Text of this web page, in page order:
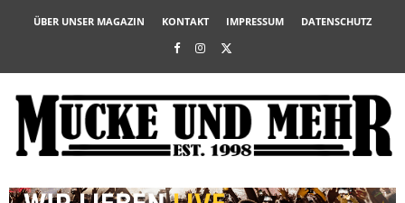
ÜBER UNSER MAGAZIN KONTAKT IMPRESSUM DATENSCHUTZ